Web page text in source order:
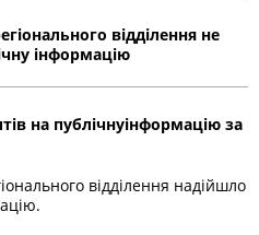
відділення не
інформацію
на публічнуінформацію за
відділення надійшло